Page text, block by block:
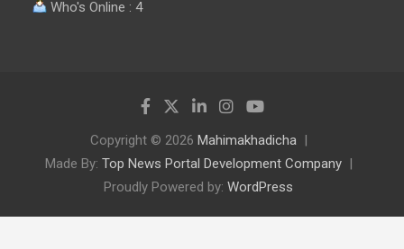
Who's Online : 4
Copyright © 2026 Mahimakhadicha
Made By: Top News Portal Development Company
Proudly Powered by: WordPress